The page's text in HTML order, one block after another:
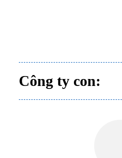
Công ty con: